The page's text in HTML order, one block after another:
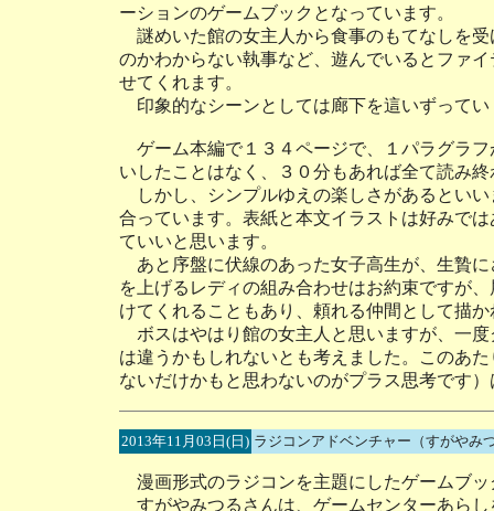
ーションのゲームブックとなっています。
謎めいた館の女主人から食事のもてなしを
のかわからない執事など、遊んでいるとファ
せてくれます。
印象的なシーンとしては廊下を這いずって
ゲーム本編で１３４ページで、１パラグラ
いしたことはなく、３０分もあれば全て読み
しかし、シンプルゆえの楽しさがあるとい
合っています。表紙と本文イラストは好みで
ていいと思います。
あと序盤に伏線のあった女子高生が、生贄
を上げるレディの組み合わせはお約束ですが
けてくれることもあり、頼れる仲間として描
ボスはやはり館の女主人と思いますが、一
は違うかもしれないとも考えました。このあ
ないだけかもと思わないのがプラス思考です
2013年11月03日(日) ラジコンアドベンチャー（すがやみ
漫画形式のラジコンを主題にしたゲームブッ
すがやみつるさんは、ゲームセンターあら